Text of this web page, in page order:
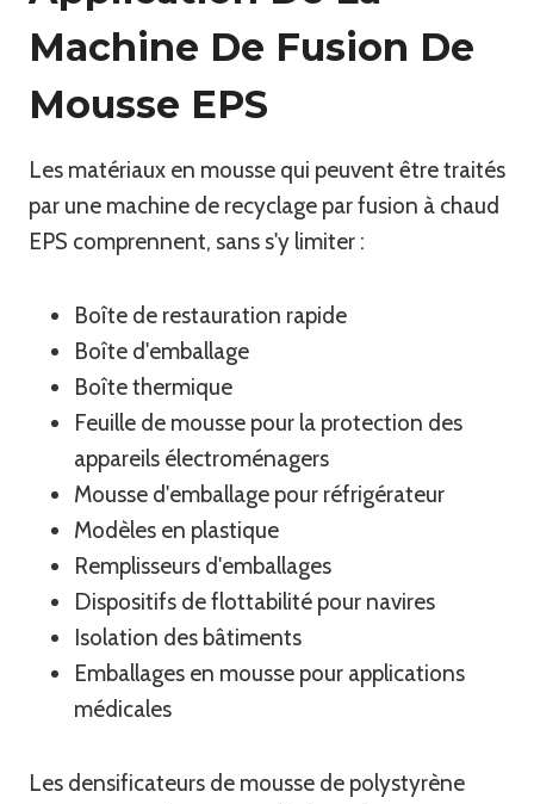
Machine De Fusion De
Mousse EPS
Les matériaux en mousse qui peuvent être traités
par une machine de recyclage par fusion à chaud
EPS comprennent, sans s'y limiter :
Boîte de restauration rapide
Boîte d'emballage
Boîte thermique
Feuille de mousse pour la protection des
appareils électroménagers
Mousse d'emballage pour réfrigérateur
Modèles en plastique
Remplisseurs d'emballages
Dispositifs de flottabilité pour navires
Isolation des bâtiments
Emballages en mousse pour applications
médicales
Les densificateurs de mousse de polystyrène